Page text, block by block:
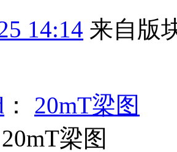
14:14 来自版
： 20mT梁图
梁图